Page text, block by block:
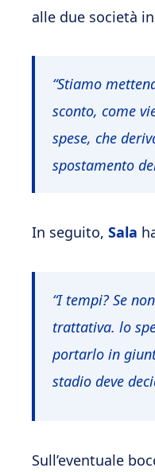
alle due società
“Stiamo
sconto, come
spese, che
spostamento
In seguito, Sala
“I tempi? Se
trattativa. lo
portarlo in
stadio deve
Sull’eventuale